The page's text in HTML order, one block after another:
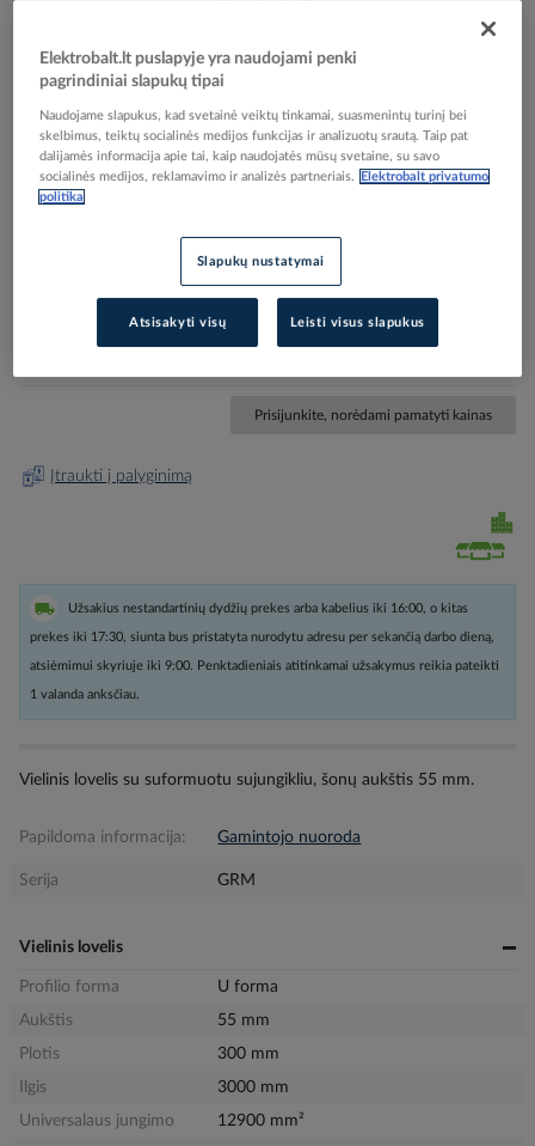
Skip
the
Reali prekė gali skirtis nuo pavaizduotos nuotraukoje
Lovelis vielinis 55x300 4.4mm galvanizuotas GRM
Prisijunkite, norėdami pamatyti kainas
Įtraukti į palyginimą
Užsakius nestandartinių dydžių prekes arba kabelius iki 16:00, o kitas
prekes iki 17:30, siunta bus pristatyta nurodytu adresu per sekančią darbo dieną,
atsiėmimui skyriuje iki 9:00. Penktadieniais atitinkamai užsakymus reikia pateikti
1 valanda anksčiau.
Vielinis lovelis su suformuotu sujungikliu, šonų aukštis 55 mm.
Papildoma informacija: Gamintojo nuoroda
Serija GRM
Vielinis lovelis
Profilio forma
U forma
Aukštis
55 mm
Plotis
300 mm
Ilgis
3000 mm
Universalaus jungimo
12900 mm²
Elektrobalt.lt puslapyje yra naudojami penki
pagrindiniai slapukų tipai
Naudojame slapukus, kad svetainė veiktų tinkamai, suasmenintų turinį bei
skelbimus, teiktų socialinės medijos funkcijas ir analizuotų srautą. Taip pat
dalijamės informacija apie tai, kaip naudojatės mūsų svetaine, su savo
socialinės medijos, reklamavimo ir analizės partneriais.
Elektrobalt privatumo
politika
Slapukų nustatymai
Atsisakyti visų Leisti visus slapukus